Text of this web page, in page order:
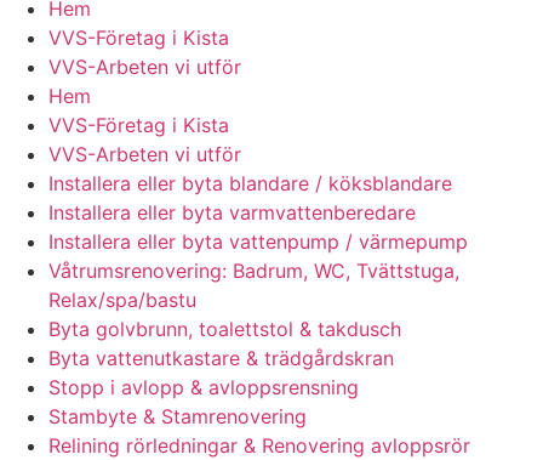
Hem
VVS-Företag i Kista
VVS-Arbeten vi utför
Hem
VVS-Företag i Kista
VVS-Arbeten vi utför
Installera eller byta blandare / köksblandare
Installera eller byta varmvattenberedare
Installera eller byta vattenpump / värmepump
Våtrumsrenovering: Badrum, WC, Tvättstuga,
Relax/spa/bastu
Byta golvbrunn, toalettstol & takdusch
Byta vattenutkastare & trädgårdskran
Stopp i avlopp & avloppsrensning
Stambyte & Stamrenovering
Relining rörledningar & Renovering avloppsrör